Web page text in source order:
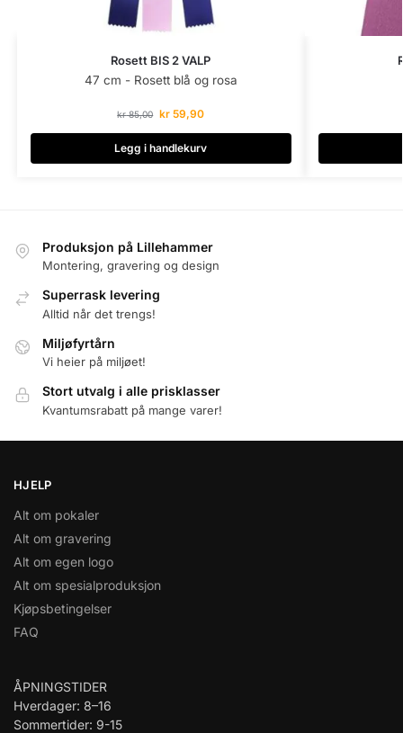
Rosett BIS 2 VALP
47 cm - Rosett blå og rosa
kr85,00 kr 59,90
Legg i handlekurv
Produksjon på Lillehammer
Montering, gravering og design
Superrask levering
Alltid når det trengs!
Miljøfyrtårn
Vi heier på miljøet!
Stort utvalg i alle prisklasser
Kvantumsrabatt på mange varer!
HJELP
Alt om pokaler
Alt om gravering
Alt om egen logo
Alt om spesialproduksjon
Kjøpsbetingelser
FAQ
ÅPNINGSTIDER
Hverdager: 8–16
Sommertider: 9-15